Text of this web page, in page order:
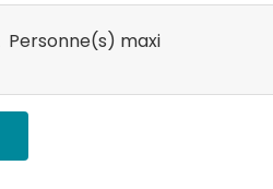
Personne(s) maxi